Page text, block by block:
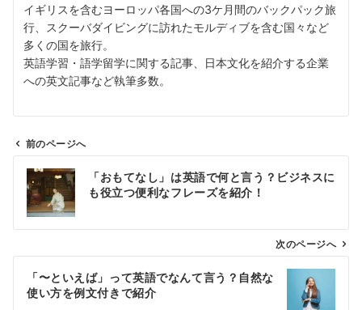
イギリスを含むヨーロッパ各国への3ケ月間のバックパック旅
行、スクーバダイビングに訪れたモルディブを含む国々など
多くの国を旅行。
英語学習・語学留学に関する記事、日本文化を紹介する企業
への英文記事など執筆多数。
ビ
前のページへ
「おもてなし」は英語で何と言う？ビジネスに
も役立つ便利なフレーズを紹介！
次のページへ
「〜といえば」って英語でなんて言う？自然な
使い方を例文付きで紹介